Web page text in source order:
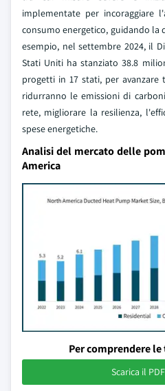
implementate per incoraggiare
consumo energetico, guidando
esempio, nel settembre 2024, il
Stati Uniti ha stanziato 38.8
progetti in 17 stati, per avanzare
ridurranno le emissioni di
rete, migliorare la resilienza,
spese energetiche.
Analisi del mercato delle
America
Per comprendere
Scarica il